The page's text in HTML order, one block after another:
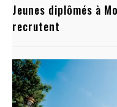
Jeunes diplômés à
recrutent